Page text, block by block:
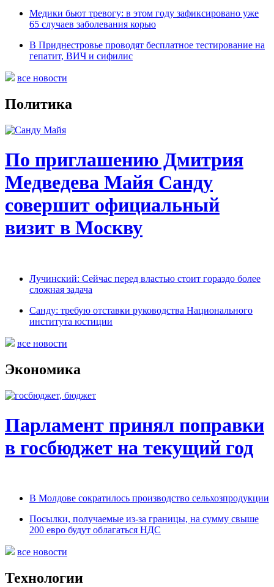
Медики бьют тревогу: в этом году зафиксировано уже
65 случаев заболевания корью
В Приднестровье проводят бесплатное тестирование на
гепатит, ВИЧ и сифилис
все новости
Политика
По приглашению Дмитрия
Медведева Майя Санду
совершит официальный
визит в Москву
Лучинский: Сейчас перед властью стоит гораздо более
сложная задача
Санду: требую отставки руководства Национального
института юстиции
все новости
Экономика
Парламент принял поправки
в госбюджет на текущий год
В Молдове сократилось производство сельхозпродукции
Посылки, получаемые из-за границы, на сумму свыше
200 евро будут облагаться НДС
все новости
Технологии